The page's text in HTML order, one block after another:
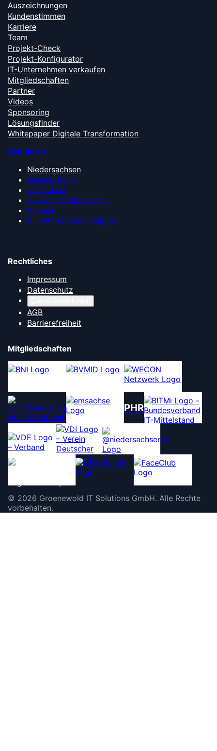
Auszeichnungen
Kundenstimmen
Karriere
Team
Projekt-Check
Projekt-Konfigurator
IT-Unternehmen verkaufen
Mitgliedschaften
Partner
Videos
Sponsoring
Lösungsfinder
Whitepaper Digitale Transformation
Standorte
Niedersachsen
Bremen-Umland
Ostfriesland
Oldenburger Münsterland
Emsland
Alle Standorte anzeigen
Rechtliches
Impressum
Datenschutz
AGB
Barrierefreiheit
Mitgliedschaften
PHR
© 2026 Groenewold IT Solutions GmbH. Alle Rechte
vorbehalten.